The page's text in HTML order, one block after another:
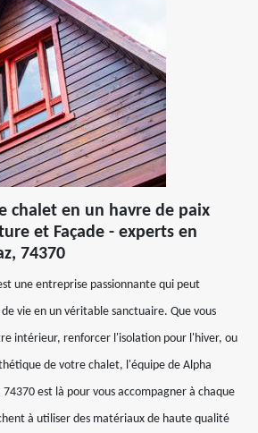
chalet en un havre de paix
et Façade - experts en
74370
une entreprise passionnante qui peut
vie en un véritable sanctuaire. Que vous
intérieur, renforcer l'isolation pour l'hiver, ou
de votre chalet, l'équipe de Alpha
est là pour vous accompagner à chaque
à utiliser des matériaux de haute qualité